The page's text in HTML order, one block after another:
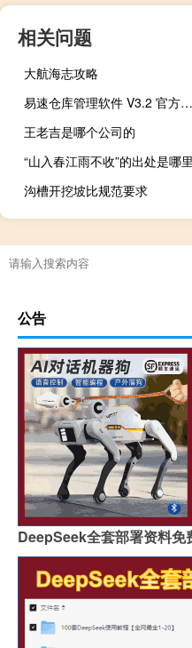
相关问题
大航海志攻略
易速仓库管理软件 V3.2 官方最新版（易速仓库管理软件 V3.2 官方最新版功能简介）
王老吉是哪个公司的
“山入春江雨不收”的出处是哪里
沟槽开挖坡比规范要求
公告
DeepSeek全套部署资料免